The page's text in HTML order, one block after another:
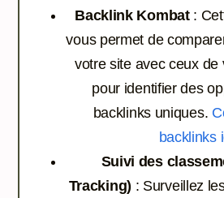
Backlink Kombat:
vous permet de
votre site avec ceux de
pour identifier des
backlinks uniques.
backlinks
Suivi des
Tracking) : Surveillez